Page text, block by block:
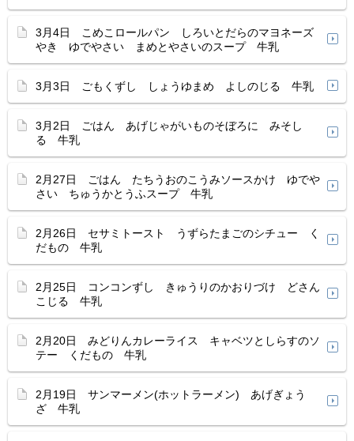
3月4日 こめこロールパン しろいとだらのマヨネーズ
やき ゆでやさい まめとやさいのスープ 牛乳
3月3日 ごもくずし しょうゆまめ よしのじる 牛乳
3月2日 ごはん あげじゃがいものそぼろに みそし
る 牛乳
2月27日 ごはん たちうおのこうみソースかけ ゆでや
さい ちゅうかとうふスープ 牛乳
2月26日 セサミトースト うずらたまごのシチュー く
だもの 牛乳
2月25日 コンコンずし きゅうりのかおりづけ どさん
こじる 牛乳
2月20日 みどりんカレーライス キャベツとしらすのソ
テー くだもの 牛乳
2月19日 サンマーメン(ホットラーメン) あげぎょう
ざ 牛乳